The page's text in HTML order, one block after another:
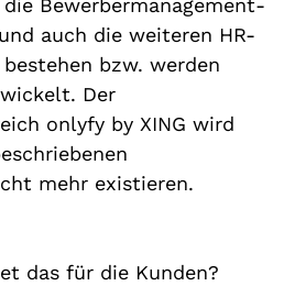
Bewerbermanagement-
auch die weiteren HR-
bzw. werden
Der
onlyfy by XING wird
mehr existieren.
das für die Kunden?